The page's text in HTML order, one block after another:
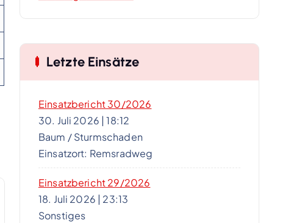
Letzte Einsätze
Einsatzbericht 30/2026
30. Juli 2026 |18:12
Baum / Sturmschaden
Einsatzort: Remsradweg
Einsatzbericht 29/2026
18. Juli 2026 | 23:13
Sonstiges